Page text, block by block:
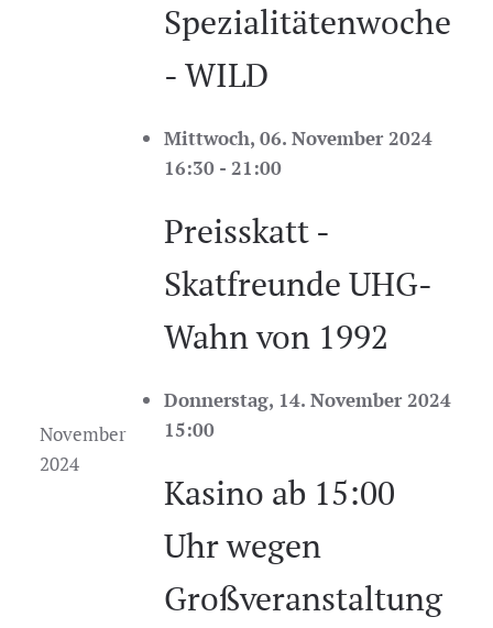
November
2024
Spezialitätenwoche
- WILD
Mittwoch, 06. November 2024
16:30 - 21:00
Preisskatt -
Skatfreunde UHG-
Wahn von 1992
Donnerstag, 14. November 2024
15:00
Kasino ab 15:00
Uhr wegen
Großveranstaltung